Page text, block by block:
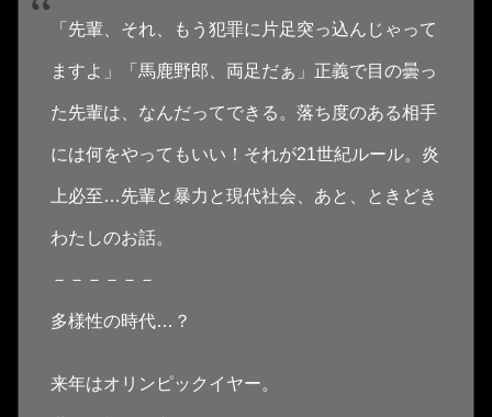
「先輩、それ、もう犯罪に片足突っ込んじゃって
ますよ」「馬鹿野郎、両足だぁ」正義で目の曇っ
た先輩は、なんだってできる。落ち度のある相手
には何をやってもいい！それが21世紀ルール。炎
上必至…先輩と暴力と現代社会、あと、ときどき
わたしのお話。
－－－－－－
多様性の時代…？
来年はオリンピックイヤー。